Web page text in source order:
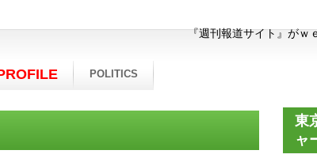
『週刊報道サイト』がｗ
POLITICS
東
ャ